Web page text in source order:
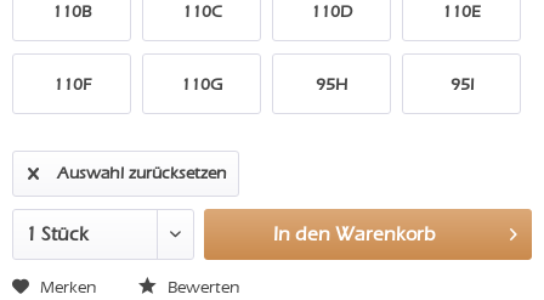
110B 110C 110D 110E
110F 110G 95H 95I
Auswahl zurücksetzen
In den Warenkorb
Merken Bewerten